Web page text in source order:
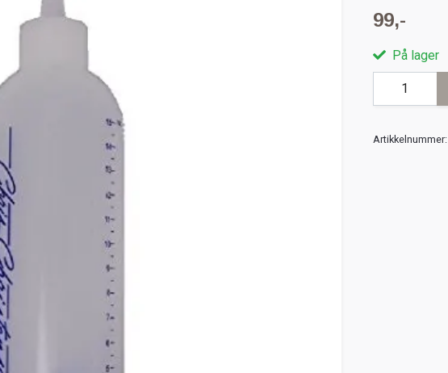
99,-
På lager
Artikkelnummer: